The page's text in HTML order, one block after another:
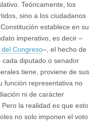
Teóricamente, los
sino a los ciudadanos
establece en su
imperativo, es decir –
Congreso–, el hecho de
cada diputado o senador
tiene, proviene de sus
función representativa no
ni de carácter
la realidad es que esto
no solo imponen el voto